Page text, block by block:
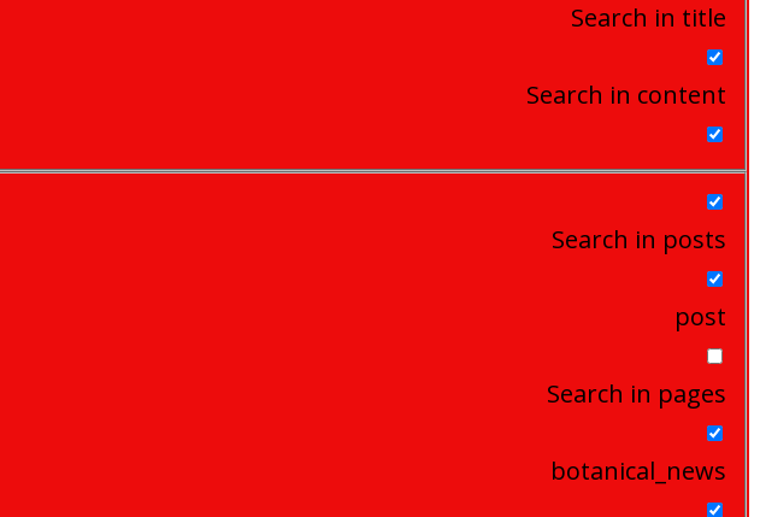
Search in title
Search in content
Search in posts
post
Search in pages
botanical_news